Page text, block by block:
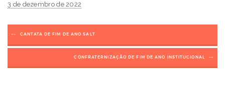
3 de dezembro de 2022
CANTATA DE FIM DE ANO SALT
CONFRATERNIZAÇÃO DE FIM DE ANO INSTITUCIONAL